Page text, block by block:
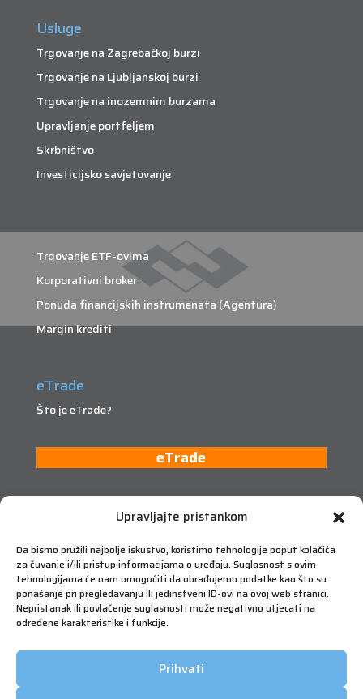
Upravljajte pristankom
Da bismo pružili najbolje iskustvo, koristimo tehnologije poput kolačića
za čuvanje i/ili pristup informacijama o uređaju. Suglasnost s ovim
tehnologijama će nam omogućiti da obrađujemo podatke kao što su
ponašanje pri pregledavanju ili jedinstveni ID-ovi na ovoj web stranici.
Nepristanak ili povlačenje suglasnosti može negativno utjecati na
određene karakteristike i funkcije.
Prihvati
Usluge
Trgovanje na Zagrebačkoj burzi
Trgovanje na Ljubljanskoj burzi
Trgovanje na inozemnim burzama
Upravljanje portfeljem
Skrbništvo
Investicijsko savjetovanje
Trgovanje ETF-ovima
Korporativni broker
Ponuda financijskih instrumenata (Agentura)
Margin krediti
eTrade
Što je eTrade?
eTrade